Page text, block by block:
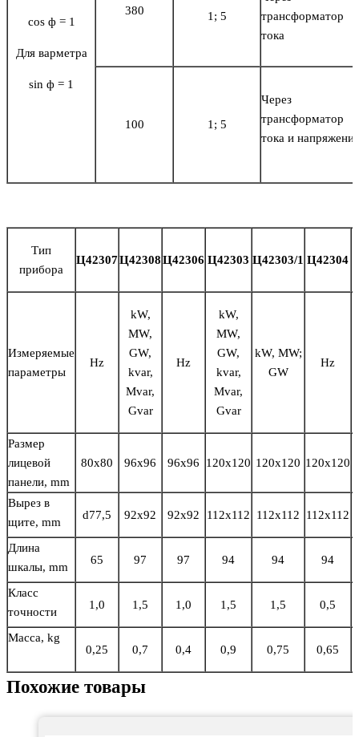
cos ф = 1
Для варметра
sin ф = 1
380 1; 5
трансформатор
тока
100 1; 5
Через
трансформатор
тока и напряжения
Тип
прибора
Ц42307Ц42308Ц42306 Ц42303 Ц42303/1 Ц42304
Измеряемые
параметры
Hz
kW,
MW,
GW,
kvar,
Mvar,
Gvar
Hz
kW,
MW,
GW,
kvar,
Mvar,
Gvar
kW, MW;
GW
Hz
Размер
лицевой
панели, mm
80х80 96х96 96х96 120х120 120х120 120х120
Вырез в
щите, mm
d77,5 92х92 92х92 112х112 112х112 112х112
Длина
шкалы, mm
65 97 97 94 94 94
Класс
точности
1,0 1,5 1,0 1,5 1,5 0,5
Масса, kg
0,25
0,7 0,4 0,9 0,75 0,65
Похожие товары